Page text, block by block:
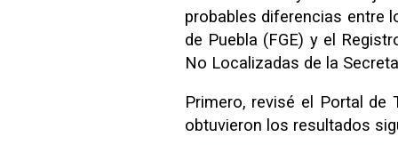
probables diferencias entre
de Puebla (FGE) y el
No Localizadas de la
Primero, revisé el Portal de
obtuvieron los resultados